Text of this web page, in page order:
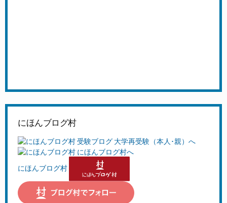
にほんブログ村
にほんブログ村